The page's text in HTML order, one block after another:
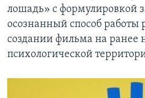
лошадь» с формулировкой
осознанный способ работы
создании фильма на ранее
психологической